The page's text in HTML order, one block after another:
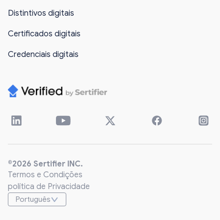
Distintivos digitais
Certificados digitais
Credenciais digitais
®2026 Sertifier INC.
Termos e Condições
política de Privacidade
Português